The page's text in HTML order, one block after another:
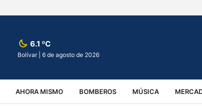
6.1 ºC
Bolívar | 6 de agosto de 2026
AHORA MISMO BOMBEROS MÚSICA